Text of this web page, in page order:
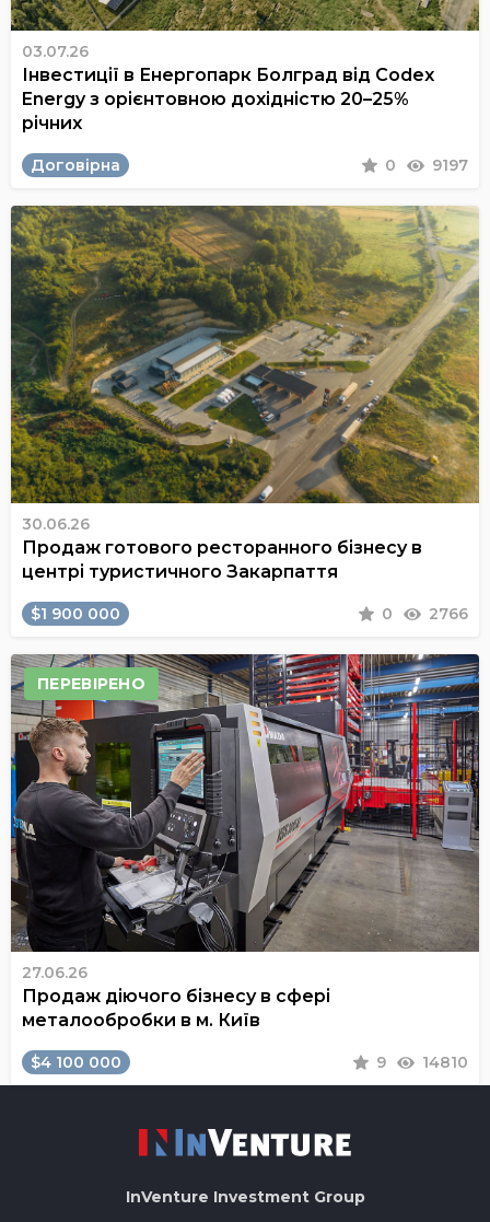
03.07.26
Інвестиції в Енергопарк Болград від Codex
Energy з орієнтовною дохідністю 20–25%
річних
Договірна 0 9197
30.06.26
Продаж готового ресторанного бізнесу в
центрі туристичного Закарпаття
$1 900 000 0 2766
ПЕРЕВІРЕНО
27.06.26
Продаж діючого бізнесу в сфері
металообробки в м. Київ
$4 100 000 9 14810
InVenture Investment Group